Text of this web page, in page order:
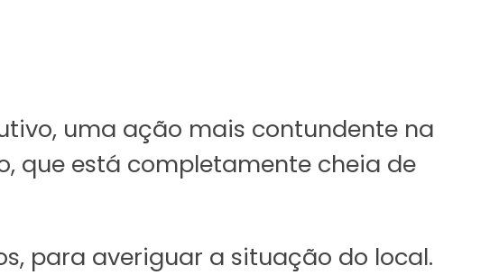
uma ação mais contundente na
que está completamente cheia de
para averiguar a situação do local.